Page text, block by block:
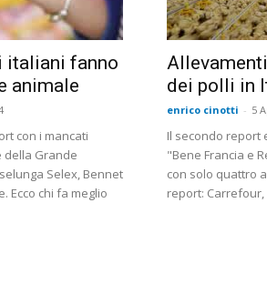
italiani fanno
animale
con i mancati
della Grande
Selex, Bennet
Ecco chi fa meglio
dei polli in
enrico cinotti - 5
Il secondo report
"Bene Francia e
con solo quattro
report: Carrefour,